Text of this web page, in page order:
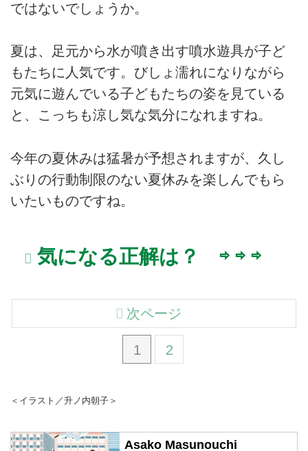
ではないでしょうか。
夏は、足元から水が噴き出す噴水遊具が子ど
もたちに人気です。びしょ濡れになりながら
元気に遊んでいる子どもたちの姿を見ている
と、こっちも涼し気な気分になれますね。
今年の夏休みは猛暑が予想されますが、久し
ぶりの行動制限のない夏休みを楽しんでもら
いたいものですね。
気になる正解は？ ⇨ ⇨ ⇨
1 2
次ページ
＜イラスト／升ノ内朝子＞
Asako Masunouchi